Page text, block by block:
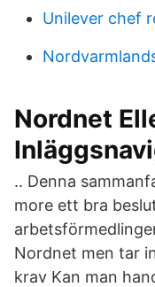
Unilever chef
Nordnet
.. Denna
more ett bra
Nordnet men tar
krav Kan man